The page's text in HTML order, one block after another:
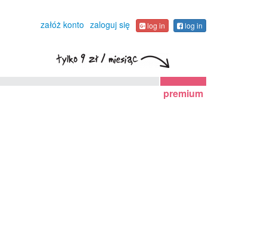
załóż konto zaloguj się log in log in
premium